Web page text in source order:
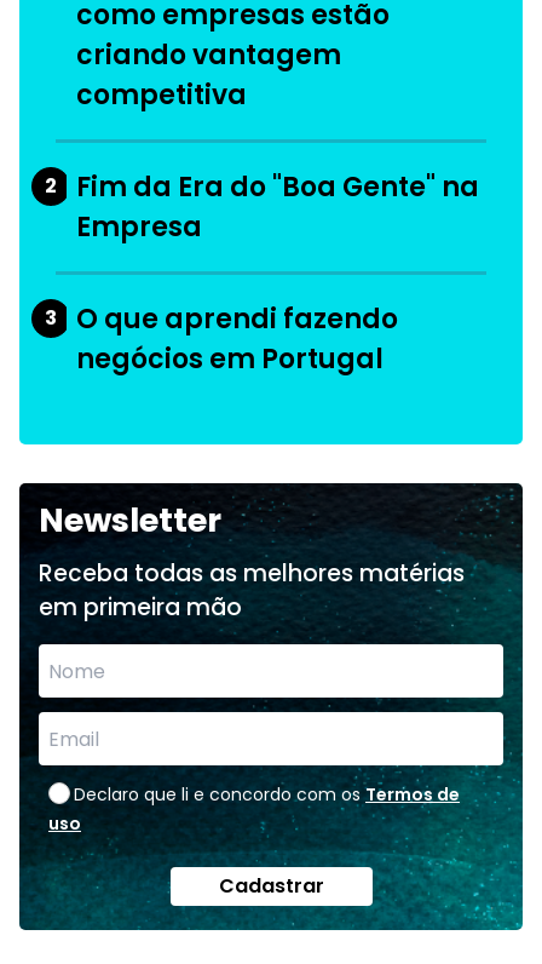
como empresas estão
criando vantagem
competitiva
2
Fim da Era do "Boa Gente" na
Empresa
3
O que aprendi fazendo
negócios em Portugal
Newsletter
Receba todas as melhores matérias
em primeira mão
Declaro que li e concordo com os Termos de
uso
Cadastrar